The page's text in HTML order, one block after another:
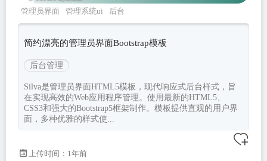
管理员界面 管理系统ui
后台
简约漂亮的管理员界面Bootstrap模板
后台管理
Silva是管理员界面HTML5模板，现代响应式后台样式，旨
在实现高效的Web应用程序管理。使用最新的HTML5、
CSS3和强大的Bootstrap5框架制作。模板提供直观的用户界
面，多种优雅的样式使...
上传时间：1年前